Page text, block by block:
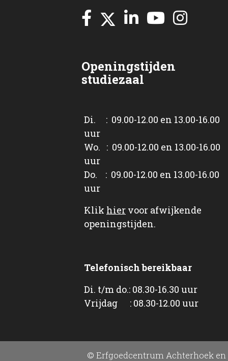
Openingstijden
studiezaal
Di. : 09.00-12.00 en 13.00-16.00
uur
Wo. : 09.00-12.00 en 13.00-16.00
uur
Do. : 09.00-12.00 en 13.00-16.00
uur
Klik hier voor afwijkende
openingstijden.
Telefonisch bereikbaar
Di. t/m do.: 08.30-16.30 uur
Vrijdag : 08.30-12.00 uur
© Erfgoedcentrum Achterhoek en